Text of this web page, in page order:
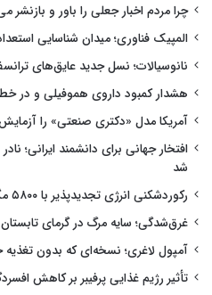
چرا مردم اخبار جعلی را باور و بازنشر
المپیک فناوری؛ میدان شناسایی
نانوسیالات؛ نسل جدید عایق‌های
هشدار کمبود داروی هموفیلی و در
آمریکا مدل «دکتری صنعتی» را
افتخار جهانی برای دانشمند ایرانی؛
شد
رکوردشکنی انرژی تجدیدپذیر با ۵۸۰۰ مگاوات برق
غرق‌شدگی؛ سایه مرگ در گرمای تابستان
آمپول لاغری؛ نسخه‌ای که بدون
تأثیر رژیم غذایی پرفیبر بر کاهش